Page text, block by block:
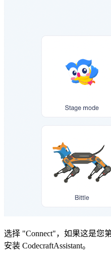
选择 "Connect"，如果这是您
安装 CodecraftAssistant。